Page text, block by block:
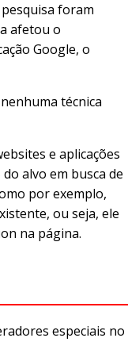
foram
afetou o
Google, o
técnica
e aplicações
alvo em busca de
por exemplo,
ou seja, ele
na página.
especiais no